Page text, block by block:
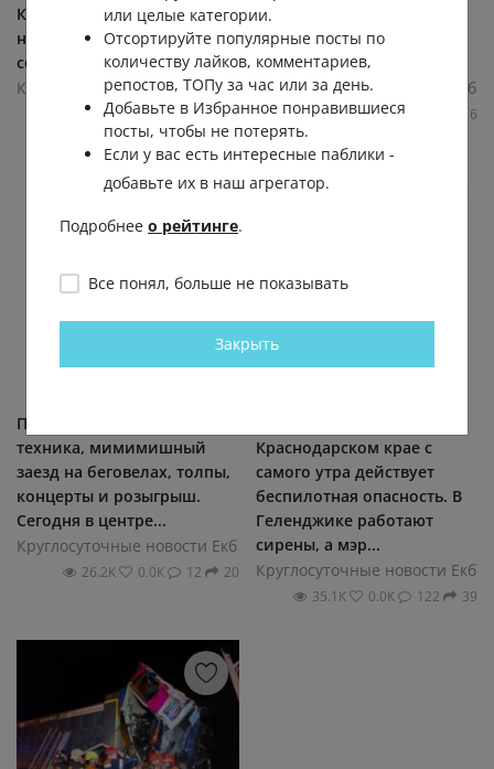
Как сообщает «Водоканал»,
набрать воду можно в
сети...
Круглосуточные новости Екб
14.9К 0.0К 84 39
люди, у которых есть эти
замечательные питомцы
—...
Круглосуточные новости Екб
10.4К 0.0К 16
Пикми строительная
техника, мимимишный
заезд на беговелах, толпы,
концерты и розыгрыш.
Сегодня в центре...
Круглосуточные новости Екб
26.2К 0.0К 12 20
Краснодарском крае с
самого утра действует
беспилотная опасность. В
Геленджике работают
сирены, а мэр...
Круглосуточные новости Екб
35.1К 0.0К 122 39
или целые категории.
Отсортируйте популярные посты по
количеству лайков, комментариев,
репостов, ТОПу за час или за день.
Добавьте в Избранное понравившиеся
посты, чтобы не потерять.
Если у вас есть интересные паблики -
добавьте их в наш агрегатор.
Подробнее о рейтинге.
Все понял, больше не показывать
Закрыть